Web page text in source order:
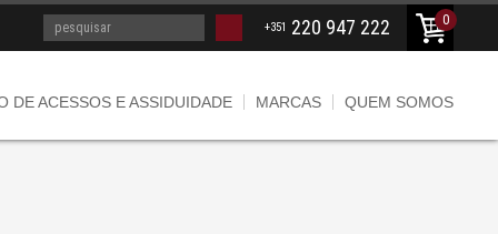
0
+351 220 947 222
DE ACESSOS E ASSIDUIDADE MARCAS QUEM SOMOS